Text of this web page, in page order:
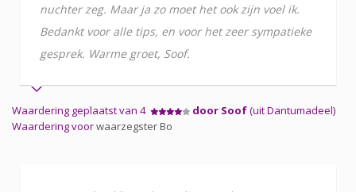
nuchter zeg. Maar ja zo moet het ook zijn voel ik.
Bedankt voor alle tips, en voor het zeer sympatieke
gesprek. Warme groet, Soof.
Waardering geplaatst van 4 door Soof(uit Dantumadeel)
Waardering voorwaarzegster Bo